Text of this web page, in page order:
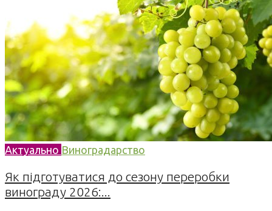
Актуально Виноградарство
Як підготуватися до сезону переробки
винограду 2026:...